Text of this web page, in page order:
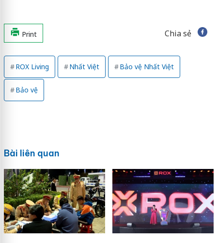
Print Chia sẻ
ROX Living Nhất Việt Bảo vệ Nhất Việt
Bảo vệ
Bài liên quan